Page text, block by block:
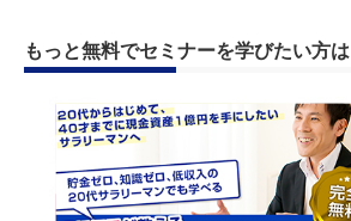
もっと無料でセミナーを学びたい方は